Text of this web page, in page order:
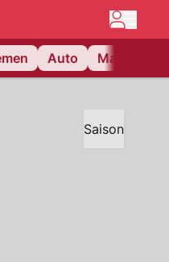
Auto Matchcenter
Saison